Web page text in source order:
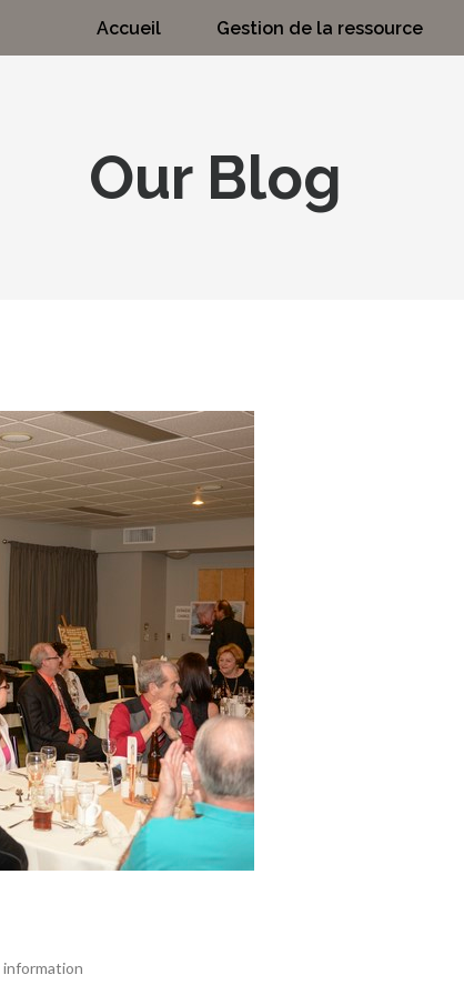
Accueil Gestion de la ressource
Our Blog
information